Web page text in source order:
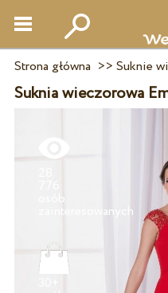
Strona główna >> Suknie
Suknia wieczorowa
osób